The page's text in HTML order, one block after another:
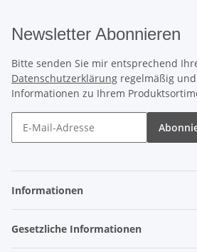
Newsletter Abonnieren
Bitte senden Sie mir entsprechend
Datenschutzerklärung regelmäßig
Informationen zu Ihrem
Informationen
Gesetzliche Informationen